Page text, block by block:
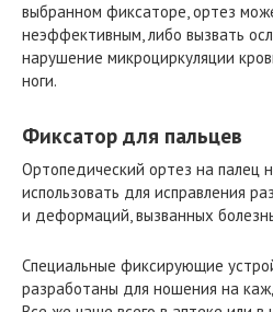
выбранном фиксаторе, ортез
неэффективным, либо вызвать
нарушение микроциркуляции
ноги.
Фиксатор для пальцев
Ортопедический ортез на палец
использовать для исправления
и деформаций, вызванных
Специальные фиксирующие
разработаны для ношения на